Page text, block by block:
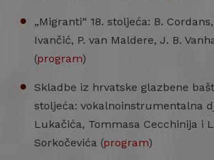
„Migranti“ 18. stoljeća: B.
Ivančić, P. van Maldere, J. B.
(program)
Skladbe iz hrvatske glazbene
stoljeća: vokalnoinstrumentalna
Lukačića, Tommasa Cecchinija i
Sorkočevića (program)